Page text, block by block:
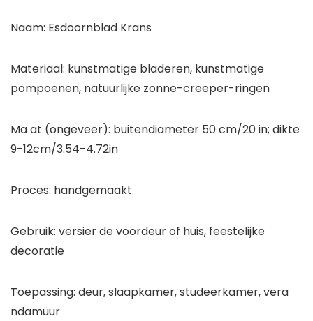
Naam: Esdoornblad Krans
Materiaal: kunstmatige bladeren, kunstmatige
pompoenen, natuurlijke zonne-creeper-ringen
Ma at (ongeveer): buitendiameter 50 cm/20 in; dikte
9-12cm/3.54-4.72in
Proces: handgemaakt
Gebruik: versier de voordeur of huis, feestelijke
decoratie
Toepassing: deur, slaapkamer, studeerkamer, vera
ndamuur